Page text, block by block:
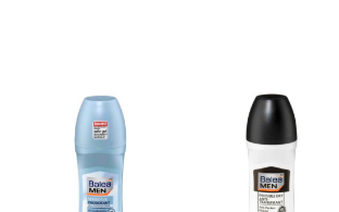
AJOUTER
À MES
FAVORIS
AJOUTER
À MES
FAVORIS